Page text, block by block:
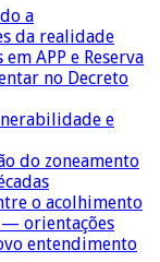
a
da realidade
APP e Reserva
no Decreto
e
do zoneamento
o acolhimento
orientações
entendimento